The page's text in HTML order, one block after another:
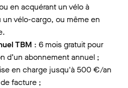
en acquérant un vélo à
vélo-cargo, ou même en
TBM : 6 mois gratuit pour
d’un abonnement annuel ;
en charge jusqu'à 500 €/an
facture ;